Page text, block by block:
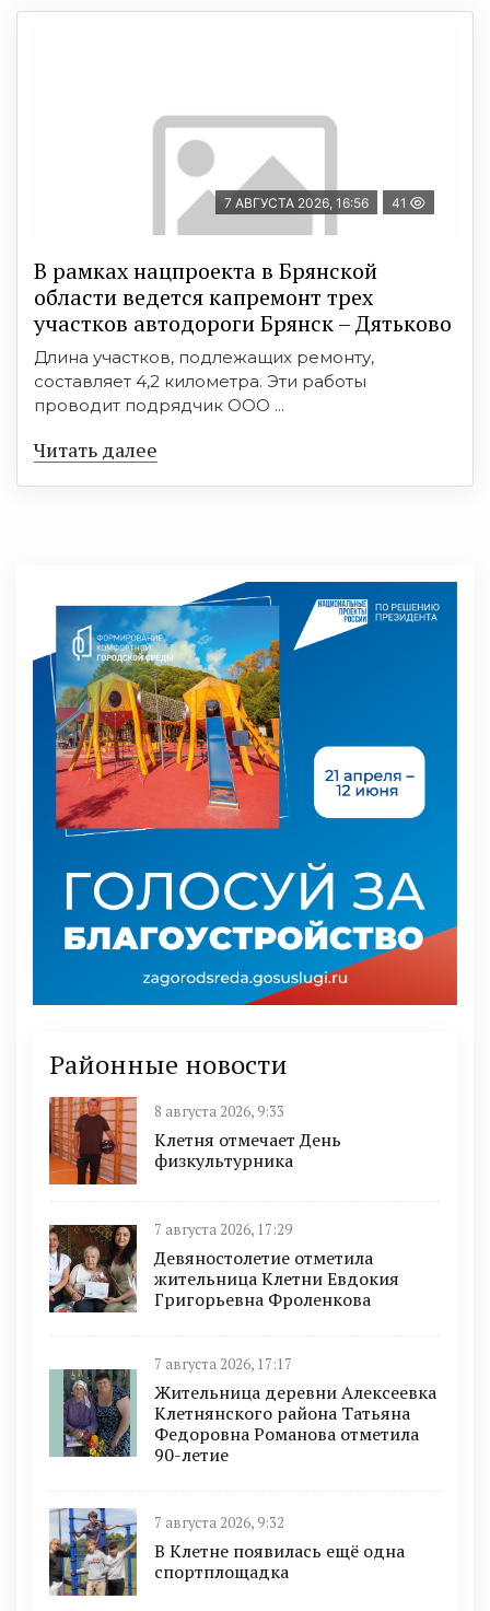
7 АВГУСТА 2026, 16:56 41
В рамках нацпроекта в Брянской
области ведется капремонт трех
участков автодороги Брянск – Дятьково
Длина участков, подлежащих ремонту,
составляет 4,2 километра. Эти работы
проводит подрядчик ООО ...
Читать далее
Районные новости
8 августа 2026, 9:33
Клетня отмечает День
физкультурника
7 августа 2026, 17:29
Девяностолетие отметила
жительница Клетни Евдокия
Григорьевна Фроленкова
7 августа 2026, 17:17
Жительница деревни Алексеевка
Клетнянского района Татьяна
Федоровна Романова отметила
90-летие
7 августа 2026, 9:32
В Клетне появилась ещё одна
спортплощадка